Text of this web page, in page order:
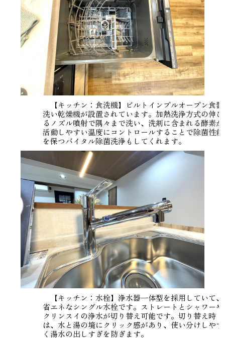
【キッチン：食洗機】ビルトインプルオープン食器
洗い乾燥機が設置されています。加熱洗浄方式の伸び
るノズル噴射で隅々まで洗い、洗剤に含まれる酵素が
活動しやすい温度にコントロールすることで除菌性能
を保つバイタル除菌洗浄もしてくれます。
【キッチン：水栓】浄水器一体型を採用していて、
省エネなシングル水栓です。ストレートとシャワーや
クリンスイの浄水が切り替え可能です。切り替え時
は、水と湯の境にクリック感があり、使い分けしやす
く湯水の出しすぎを防ぎます。